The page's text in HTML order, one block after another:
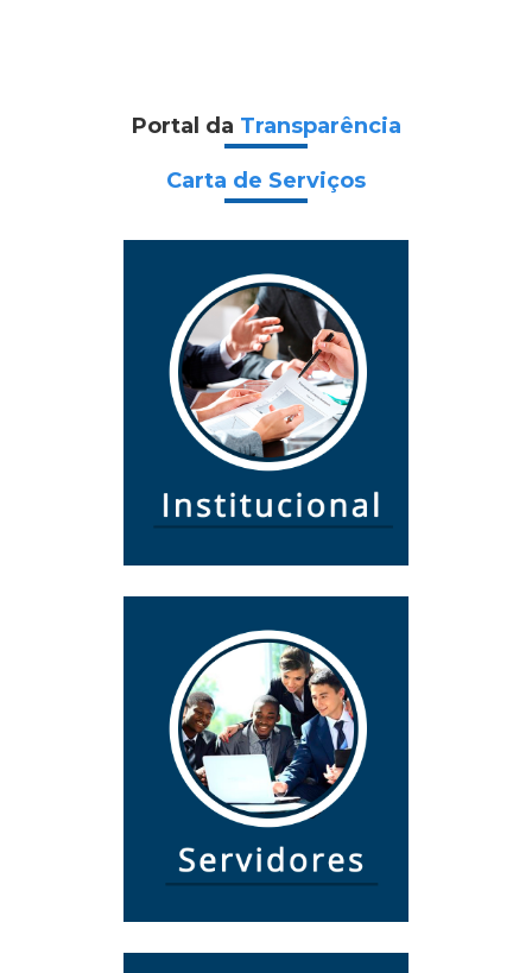
Portal da Transparência
Carta de Serviços